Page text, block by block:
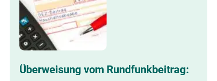
Überweisung vom Rundfunkbeitrag: